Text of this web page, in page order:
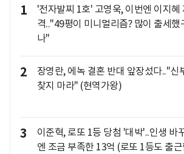
1
'전자발찌 1호' 고영욱, 이번엔 이지혜
격.."49평이 미니멀리즘? 많이 출세했
나"
2
장영란, 에녹 결혼 반대 앞장섰다.."신
찾지 마라" (현역가왕)
3
이준혁, 로또 1등 당첨 '대박'..인생 바
엔 조금 부족한 13억 (로또 1등도 출